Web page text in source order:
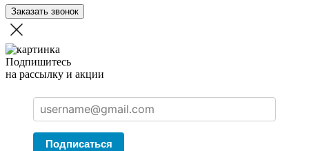
Заказать звонок
Подпишитесь
на рассылку и акции
Подписаться